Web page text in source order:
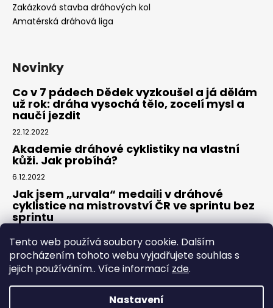
Tento web používá soubory cookie. Dalším
procházením tohoto webu vyjadřujete souhlas s
jejich používáním.. Více informací zde.
Nastavení
Zakázková stavba dráhových kol
Amatérská dráhová liga
Novinky
Co v 7 pádech Dědek vyzkoušel a já dělám
už rok: dráha vysochá tělo, zocelí mysl a
naučí jezdit
22.12.2022
Akademie dráhové cyklistiky na vlastní
kůži. Jak probíhá?
6.12.2022
Jak jsem „urvala“ medaili v dráhové
cyklistice na mistrovství ČR ve sprintu bez
sprintu